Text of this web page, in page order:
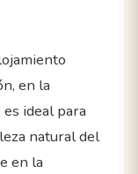
en la
ideal para
natural del
en la